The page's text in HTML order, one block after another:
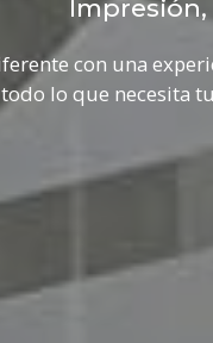
con una
lo que necesita